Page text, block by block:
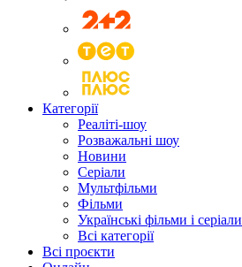
Категорії
Реаліті-шоу
Розважальні шоу
Новини
Серіали
Мультфільми
Фільми
Українські фільми і серіали
Всі категорії
Всі проєкти